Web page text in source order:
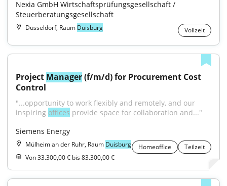
Nexia GmbH Wirtschaftsprüfungsgesellschaft /
Steuerberatungsgesellschaft
Düsseldorf, Raum Duisburg Vollzeit
Project Manager (f/m/d) for Procurement Cost
Control
"...opportunity to work flexibly and remotely, and our
inspiring offices provide space for collaboration and..."
Siemens Energy
Mülheim an der Ruhr, Raum Duisburg Homeoffice
Teilzeit
Von 33.300,00 € bis 83.300,00 €